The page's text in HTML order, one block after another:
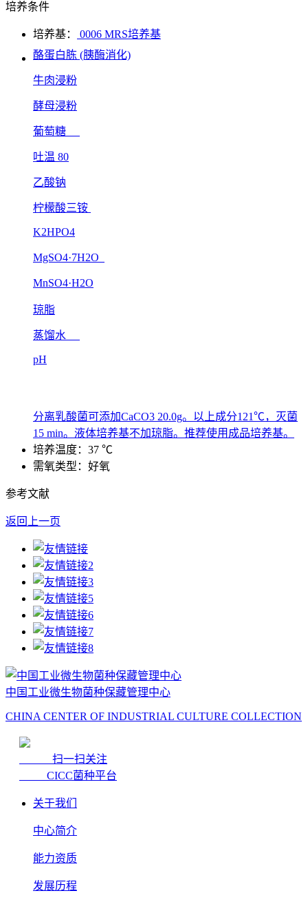
培养条件
培养基：
0006 MRS培养基
酪蛋白胨 (胰酶消化)
牛肉浸粉
酵母浸粉
葡萄糖
吐温 80
乙酸钠
柠檬酸三铵
K2HPO4
MgSO4·7H2O
MnSO4·H2O
琼脂
蒸馏水
pH
分离乳酸菌可添加CaCO3 20.0g。以上成分121℃，灭菌
15 min。液体培养基不加琼脂。推荐使用成品培养基。
培养温度：37 ℃
需氧类型：好氧
参考文献
返回上一页
中国工业微生物菌种保藏管理中心
CHINA CENTER OF INDUSTRIAL CULTURE COLLECTION
扫一扫关注
CICC菌种平台
关于我们
中心简介
能力资质
发展历程